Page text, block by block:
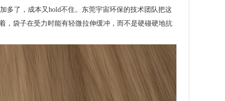
多了，成本又hold不住。东莞宇宙环保的技术团队把这
，袋子在受力时能有轻微拉伸缓冲，而不是硬碰硬地抗